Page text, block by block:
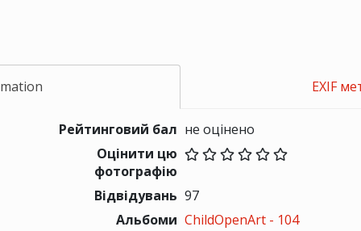
EXIF
Рейтинговий бал не оцінено
Оцінити цю
фотографію
Відвідувань 97
Альбоми ChildOpenArt - 104